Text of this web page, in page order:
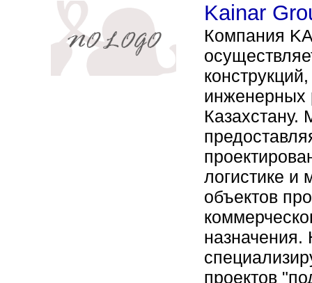
Kainar
Компания
инженерных
Казахстану.
логистике и
объектов
проектов